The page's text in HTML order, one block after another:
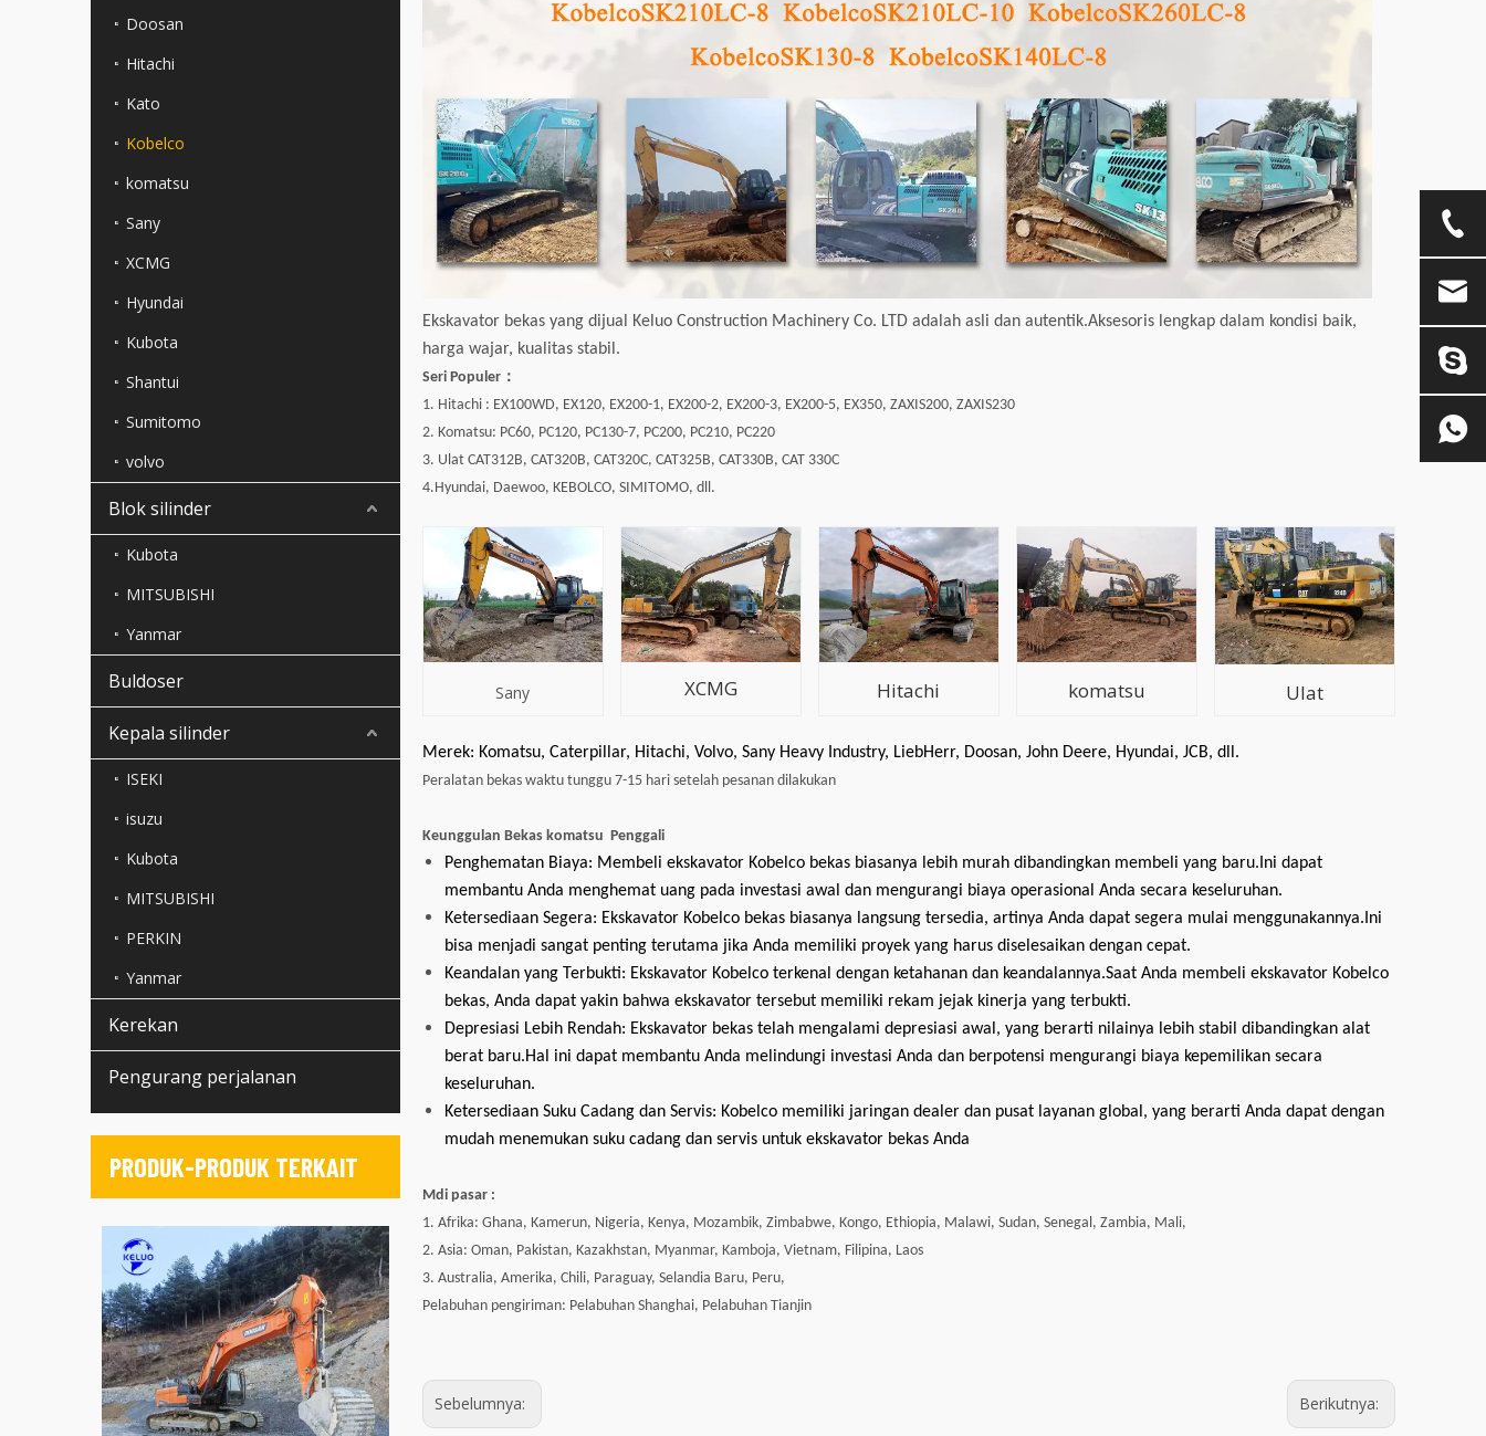
Doosan
Hitachi
Kato
Kobelco
komatsu
Sany
XCMG
Hyundai
Kubota
Shantui
Sumitomo
volvo
Blok silinder
Kubota
MITSUBISHI
Yanmar
Buldoser
Kepala silinder
ISEKI
isuzu
Kubota
MITSUBISHI
PERKIN
Yanmar
Kerekan
Pengurang perjalanan
PRODUK-PRODUK TERKAIT
Ekskavator bekas yang dijual Keluo Construction Machinery Co. LTD adalah asli dan autentik.Aksesoris lengkap dalam kondisi baik,
harga wajar, kualitas stabil.
Seri Populer：
1. Hitachi : EX100WD, EX120, EX200-1, EX200-2, EX200-3, EX200-5, EX350, ZAXIS200, ZAXIS230
2. Komatsu: PC60, PC120, PC130-7, PC200, PC210, PC220
3. Ulat CAT312B, CAT320B, CAT320C, CAT325B, CAT330B, CAT 330C
4.Hyundai, Daewoo, KEBOLCO, SIMITOMO, dll.
Sany XCMG Hitachi komatsu Ulat
Merek: Komatsu, Caterpillar, Hitachi, Volvo, Sany Heavy Industry, LiebHerr, Doosan, John Deere, Hyundai, JCB, dll.
Peralatan bekas waktu tunggu 7-15 hari setelah pesanan dilakukan
Keunggulan Bekas komatsu Penggali
Penghematan Biaya: Membeli ekskavator Kobelco bekas biasanya lebih murah dibandingkan membeli yang baru.Ini dapat
membantu Anda menghemat uang pada investasi awal dan mengurangi biaya operasional Anda secara keseluruhan.
Ketersediaan Segera: Ekskavator Kobelco bekas biasanya langsung tersedia, artinya Anda dapat segera mulai menggunakannya.Ini
bisa menjadi sangat penting terutama jika Anda memiliki proyek yang harus diselesaikan dengan cepat.
Keandalan yang Terbukti: Ekskavator Kobelco terkenal dengan ketahanan dan keandalannya.Saat Anda membeli ekskavator Kobelco
bekas, Anda dapat yakin bahwa ekskavator tersebut memiliki rekam jejak kinerja yang terbukti.
Depresiasi Lebih Rendah: Ekskavator bekas telah mengalami depresiasi awal, yang berarti nilainya lebih stabil dibandingkan alat
berat baru.Hal ini dapat membantu Anda melindungi investasi Anda dan berpotensi mengurangi biaya kepemilikan secara
keseluruhan.
Ketersediaan Suku Cadang dan Servis: Kobelco memiliki jaringan dealer dan pusat layanan global, yang berarti Anda dapat dengan
mudah menemukan suku cadang dan servis untuk ekskavator bekas Anda
Mdi pasar :
1. Afrika: Ghana, Kamerun, Nigeria, Kenya, Mozambik, Zimbabwe, Kongo, Ethiopia, Malawi, Sudan, Senegal, Zambia, Mali,
2. Asia: Oman, Pakistan, Kazakhstan, Myanmar, Kamboja, Vietnam, Filipina, Laos
3. Australia, Amerika, Chili, Paraguay, Selandia Baru, Peru,
Pelabuhan pengiriman: Pelabuhan Shanghai, Pelabuhan Tianjin
Sebelumnya: Berikutnya: